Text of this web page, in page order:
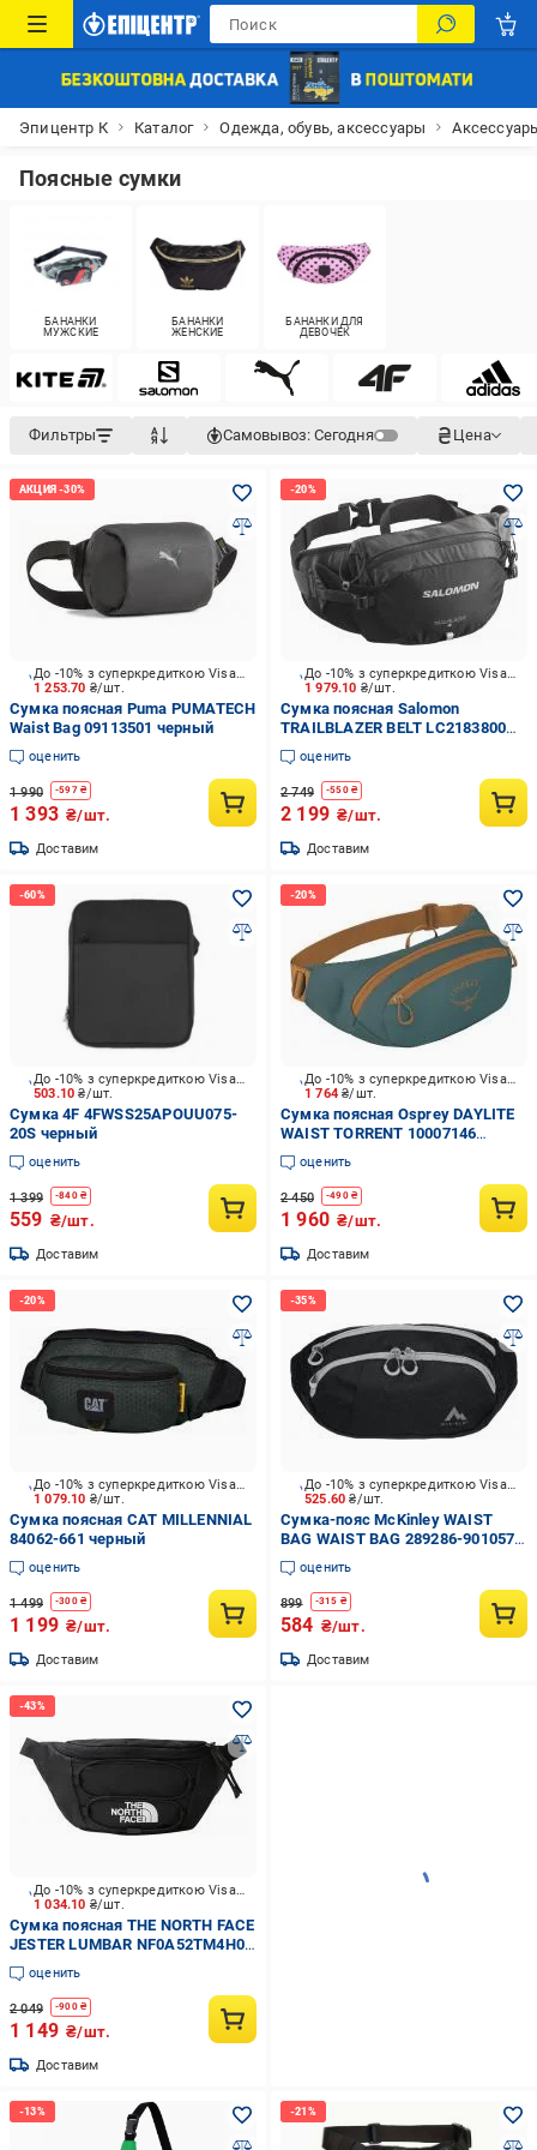
Эпицентр К Каталог Одежда, обувь, аксессуары
Поясные сумки
БАНАНКИ
МУЖСКИЕ
БАНАНКИ
ЖЕНСКИЕ
БАНАНКИ ДЛЯ
ДЕВОЧЕК
Фильтры Самовывоз: Сегодня Цена
1 253.70 ₴/шт.
До -10% з суперкредиткою Visa Вигода
Сумка поясная Puma PUMATECH
Waist Bag 09113501 черный
оценить
1 990 -597₴
1 393 ₴/шт.
Доставим
1 979.10 ₴/шт.
До -10% з суперкредиткою Visa Вигода
Сумка поясная Salomon
TRAILBLAZER BELT LC2183800
черный
оценить
2 749 -550₴
2 199 ₴/шт.
Доставим
503.10₴/шт.
До -10% з суперкредиткою Visa Вигода
Сумка 4F 4FWSS25APOUU075-
20S черный
оценить
1 399 -840₴
559 ₴/шт.
Доставим
1 764₴/шт.
До -10% з суперкредиткою Visa Вигода
Сумка поясная Osprey DAYLITE
WAIST TORRENT 10007146
голубой
оценить
2 450 -490₴
1 960 ₴/шт.
Доставим
1 079.10 ₴/шт.
До -10% з суперкредиткою Visa Вигода
Сумка поясная CAT MILLENNIAL
84062-661 черный
оценить
1 499 -300₴
1 199 ₴/шт.
Доставим
525.60₴/шт.
До -10% з суперкредиткою Visa Вигода
Сумка-пояс McKinley WAIST
BAG WAIST BAG 289286-901057
черный
оценить
899 -315 ₴
584 ₴/шт.
Доставим
1 034.10 ₴/шт.
До -10% з суперкредиткою Visa Вигода
Сумка поясная THE NORTH FACE
JESTER LUMBAR NF0A52TM4H01
черный
оценить
2 049 -900₴
1 149 ₴/шт.
Доставим